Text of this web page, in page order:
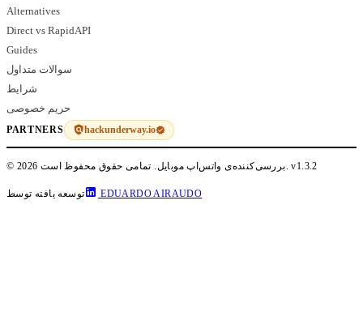
Alternatives
Direct vs RapidAPI
Guides
سوالات متداول
شرایط
حریم خصوصی
PARTNERS hackunderway.io
© 2026 بررسی‌کننده‌ی واتس‌اپ موبایل. تمامی حقوق محفوظ است.v1.3.2
توسعه یافته توسط EDUARDO AIRAUDO